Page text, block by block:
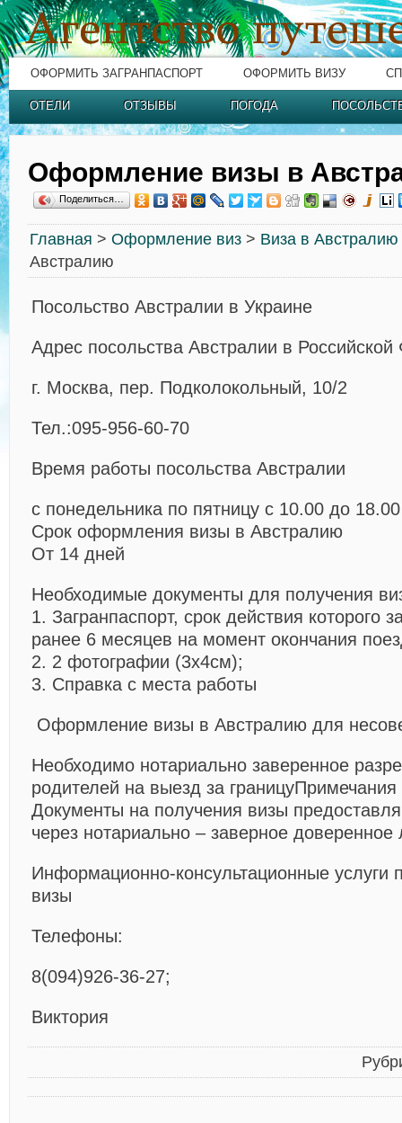
ОФОРМИТЬ ЗАГРАНПАСПОРТ ОФОРМИТЬ ВИЗУ
ОТЕЛИ ОТЗЫВЫ ПОГОДА
Оформление визы в
Поделиться…
Главная > Оформление виз > Виза в Австралию
Австралию
Посольство Австралии в Украине
Адрес посольства Австралии в
г. Москва, пер. Подколокольный, 10/2
Тел.:095-956-60-70
Время работы посольства Австралии
с понедельника по пятницу с 10.00 до 18.00
Срок оформления визы в Австралию
От 14 дней
Необходимые документы для получения
1. Загранпаспорт, срок действия которого
ранее 6 месяцев на момент окончания
2. 2 фотографии (3х4см);
3. Справка с места работы
Оформление визы в Австралию для
Необходимо нотариально заверенное
родителей на выезд за границуПримечания
Документы на получения визы
через нотариально – заверное доверенное
Информационно-консультационные
визы
Телефоны:
8(094)926-36-27;
Виктория